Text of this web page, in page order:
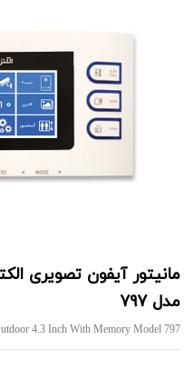
مدل 797
4.3 Inch With Memory Model 797